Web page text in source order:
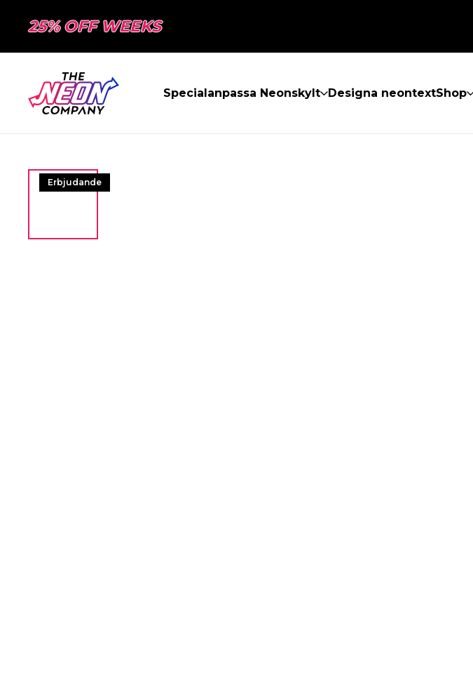
25% OFF WEEKS
Specialanpassa Neonskylt Designa neontextShop
Erbjudande